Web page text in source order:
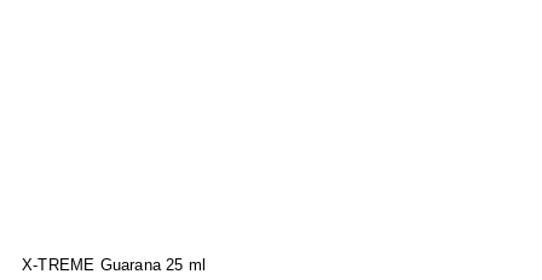
X-TREME Guarana 25 ml